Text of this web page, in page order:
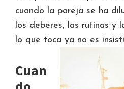
cuando la pareja se ha
los deberes, las rutinas y
lo que toca ya no es
Cuan